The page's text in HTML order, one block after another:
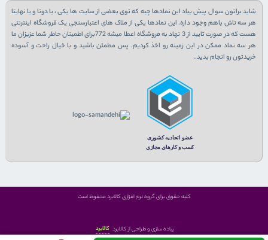
شاید براتون سوال پیش بیاد این نمادها چیه که توی بعضی از سایت ها یکی ، یا دوتا و یا نهایتا
هر سه تاش باهم وجود داره. این نمادها یکی از ملاک های اعتبارسنجی یک فروشگاه اینترنتی
هست که در صورت تایید از 3 نهاد به فروشگاه اعطا میشه 772برای اطمینان خاطر شما عزیزان ما
هر سه نماد ممکن در این زمینه رو اخذ کردیم. پس مطمئن باشید و با خیال راحت و آسوده
خریدتون رو انجام بدید..
کلیه حقوق برای گروه نرم افزاری کالابرد محفوظ است
پیاده سازی و طراحی از کالابرد کالابرد